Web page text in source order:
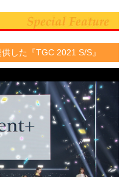
した『TGC 2021 S/S』